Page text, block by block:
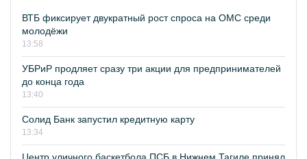
ВТБ фиксирует двукратный рост спроса на ОМС среди
молодёжи
13:58
УБРиР продляет сразу три акции для предпринимателей
до конца года
13:40
Солид Банк запустил кредитную карту
13:34